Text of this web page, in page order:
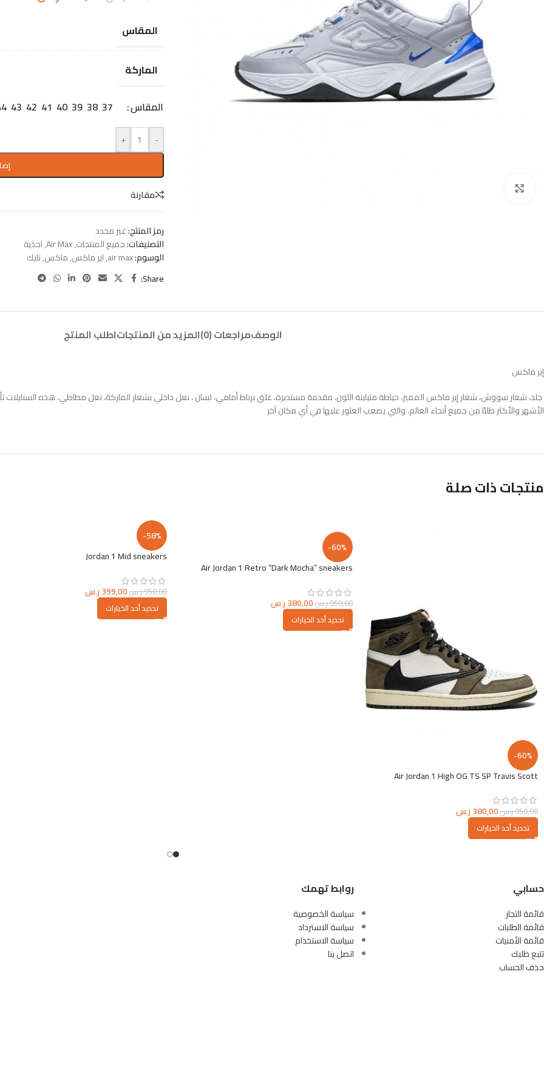
المقاس
الماركة
المقاس 37
38
39
40
41
42
43
-
+
مقارنة
رمز المنتج:غير محدد
التصنيفات:جميع المنتجات,
Air Max
,احذية
الوسوم:air max
,اير ماكس,ماكس,نايك
Share:
الوصفمراجعات (0) المزيد من المنتجاتاطلب المنتج
إير ماكس
جلد، شعار سووش، شعار إير ماكس المميز، خياطة متباينة اللون، مقدمة مستديرة، غلق برباط أمامي، لسان ، نعل داخلي بشعار الماركة، نعل مطاطي. هذه الستايلات
الأشهر والأكثر طلبًا من جميع أنحاء العالم، والتي يصعب العثور عليها في أي مكان آخر
منتجات ذات صلة
-60%
Air Jordan 1 High OG TS SP Travis Scott
950,00ر.س380,00ر.س
تحديد أحد الخيارات
-60%
Air Jordan 1 Retro “Dark Mocha” sneakers
950,00ر.س380,00ر.س
تحديد أحد الخيارات
-58%
Jordan 1 Mid sneakers
950,00ر.س399,00ر.س
تحديد أحد الخيارات
حسابي
قائمة التجار
قائمة الطلبات
قائمة الأمنيات
تتبع طلبك
حذف الحساب
روابط تهمك
سياسة الخصوصية
سياسة الاسترداد
سياسة الاستخدام
اتصل بنا